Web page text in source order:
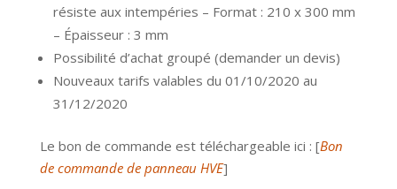
résiste aux intempéries – Format : 210 x 300 mm
– Épaisseur : 3 mm
Possibilité d’achat groupé (demander un devis)
Nouveaux tarifs valables du 01/10/2020 au
31/12/2020
Le bon de commande est téléchargeable ici : [Bon
de commande de panneau HVE]